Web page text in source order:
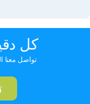
كل
تواصل معنا